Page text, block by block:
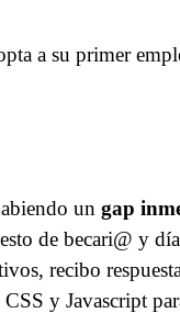
a su primer
un gap
de becari@ y
recibo
y Javascript